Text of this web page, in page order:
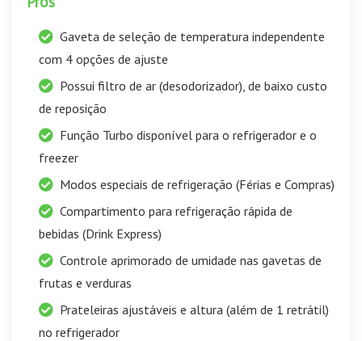
Gaveta de seleção de temperatura independente
com 4 opções de ajuste
Possui filtro de ar (desodorizador), de baixo custo
de reposição
Função Turbo disponível para o refrigerador e o
freezer
Modos especiais de refrigeração (Férias e Compras)
Compartimento para refrigeração rápida de
bebidas (Drink Express)
Controle aprimorado de umidade nas gavetas de
frutas e verduras
Prateleiras ajustáveis e altura (além de 1 retrátil)
no refrigerador